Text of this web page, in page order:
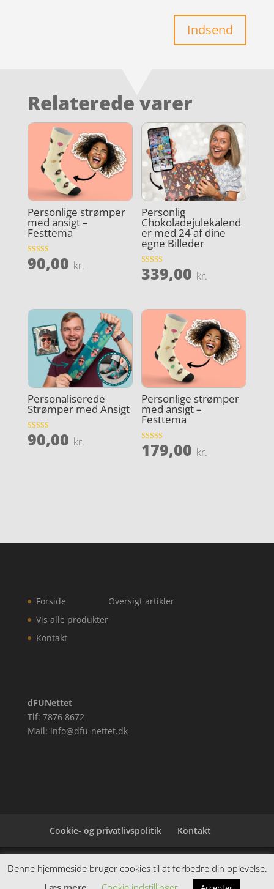
Indsend
Relaterede varer
Personlige strømper
med ansigt –
Festtema
Vurderet
4.4
90,00 kr.
Personlig
Chokoladejulekalend
er med 24 af dine
egne Billeder
Vurderet
4.7
339,00 kr.
Personaliserede
Strømper med Ansigt
Vurderet
4.5
90,00 kr.
Personlige strømper
med ansigt –
Festtema
Vurderet
3.8
179,00 kr.
Forside
Vis alle produkter
Kontakt
Oversigt artikler
dFUNettet
Tlf: 7876 8672
Mail: info@dfu-nettet.dk
Cookie- og privatlivspolitik Kontakt
Denne hjemmeside samler et bredt udvalg af
spændende varer. Siden er et affiiliatesite, og nogle
Denne hjemmeside bruger cookies til at forbedre din oplevelse.